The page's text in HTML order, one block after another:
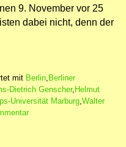
9. November vor 25
dabei nicht, denn der
mit Berlin Berliner
Dietrich Genscher, Helmut
Universität Marburg Walter